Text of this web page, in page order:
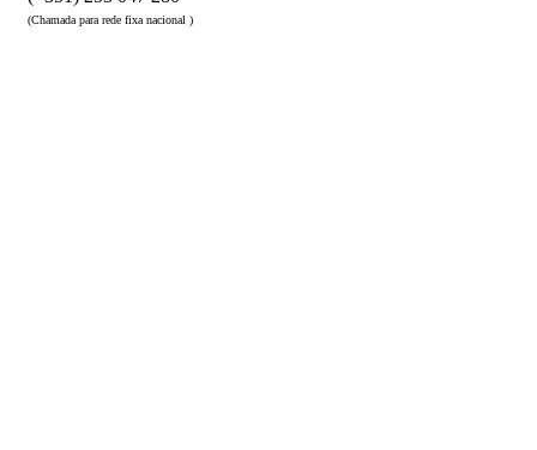
(Chamada para rede fixa nacional )